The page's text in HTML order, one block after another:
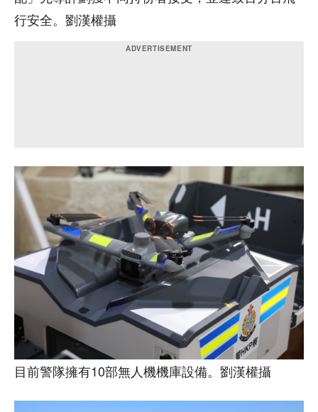
行安全。劉漢權攝
目前警隊擁有10部無人機機庫設備。劉漢權攝